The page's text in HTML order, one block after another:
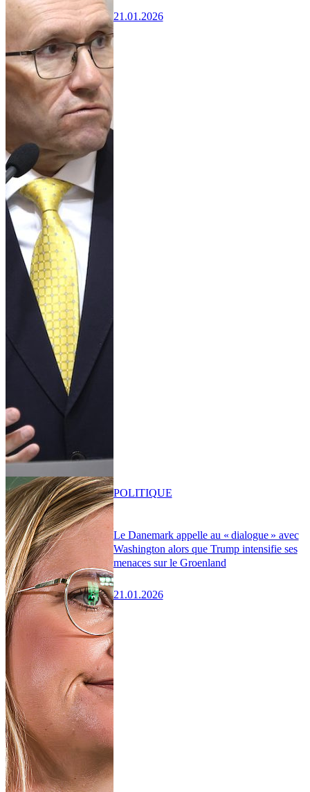
21.01.2026
Le Danemark appelle au « dialogue » avec
Washington alors que Trump intensifie ses
menaces sur le Groenland
21.01.2026
POLITIQUE